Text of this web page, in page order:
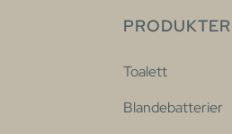
PRODUKTER
Toalett
Blandebatterier